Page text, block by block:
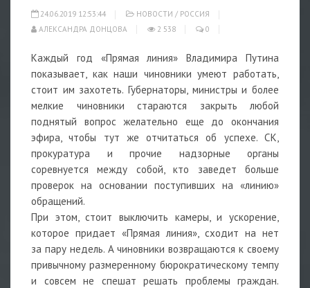
24.06.2019 12:53:44 НОВОСТИ / РОССИЯ
АЛЕКСАНДРА ДОНЦОВА
2 538 0
Каждый год «Прямая линия» Владимира Путина
показывает, как наши чиновники умеют работать,
стоит им захотеть. Губернаторы, министры и более
мелкие чиновники стараются закрыть любой
поднятый вопрос желательно еще до окончания
эфира, чтобы тут же отчитаться об успехе. СК,
прокуратура и прочие надзорные органы
соревнуется между собой, кто заведет больше
проверок на основании поступивших на «линию»
обращений.
При этом, стоит выключить камеры, и ускорение,
которое придает «Прямая линия», сходит на нет
за пару недель. А чиновники возвращаются к своему
привычному размеренному бюрократическому темпу
и совсем не спешат решать проблемы граждан.